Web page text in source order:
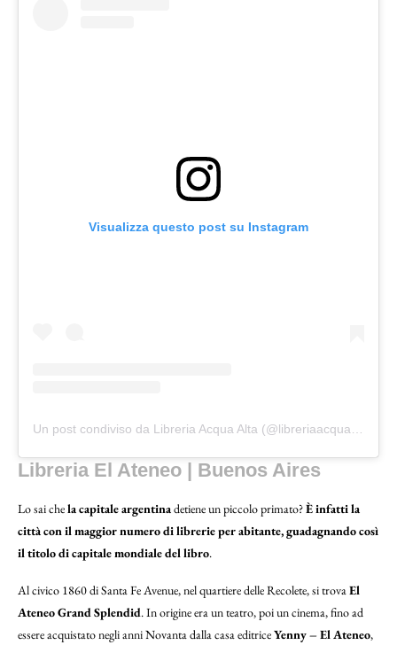
Visualizza questo post su Instagram
Libreria El Ateneo | Buenos Aires
Lo sai chela capitale argentinadetiene un piccolo primato?È infatti la
città con il maggior numero di librerie per abitante, guadagnando così
il titolo di capitale mondiale del libro.
Al civico 1860 di Santa Fe Avenue, nel quartiere delle Recolete, si trovaEl
Ateneo Grand Splendid. In origine era un teatro, poi un cinema, fino ad
essere acquistato negli anni Novanta dalla casa editriceYenny – El Ateneo,